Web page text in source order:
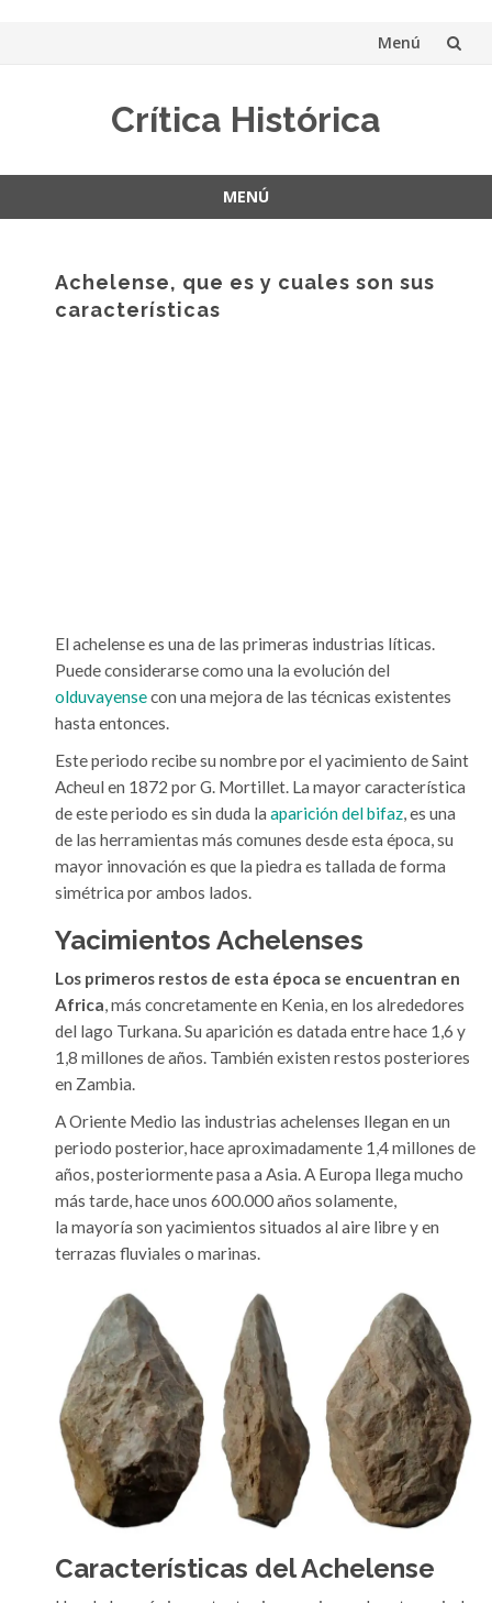
Menú
Crítica Histórica
MENÚ
contenidoAchelense, que es y cuales son sus
características
El achelense es una de las primeras industrias líticas.
Puede considerarse como una la evolución del
olduvayensecon una mejora de las técnicas existentes
hasta entonces.
Este periodo recibe su nombre por el yacimiento de Saint
Acheul en 1872 por G. Mortillet. La mayor característica
de este periodo es sin duda la aparición del bifaz, es una
de las herramientas más comunes desde esta época, su
mayor innovación es que la piedra es tallada de forma
simétrica por ambos lados.
Yacimientos Achelenses
Los primeros restos de esta época se encuentran en
Africa, más concretamente en Kenia, en los alrededores
del lago Turkana. Su aparición es datada entre hace 1,6 y
1,8 millones de años. También existen restos posteriores
en Zambia.
A Oriente Medio las industrias achelenses llegan en un
periodo posterior, hace aproximadamente 1,4 millones de
años, posteriormente pasa a Asia.A Europa llega mucho
más tarde, hace unos 600.000 años solamente,
la mayoría son yacimientos situados al aire libre y en
terrazas fluviales o marinas.
Características del Achelense